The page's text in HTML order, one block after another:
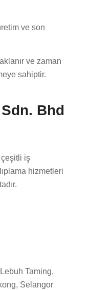
ve son
ve zaman
sahiptir.
Bhd
iş
hizmetleri
Taming,
Selangor